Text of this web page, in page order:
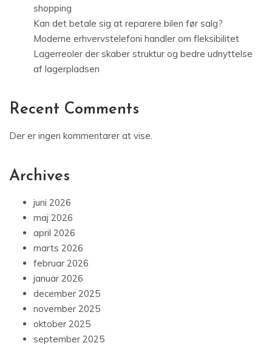
shopping
Kan det betale sig at reparere bilen før salg?
Moderne erhvervstelefoni handler om fleksibilitet
Lagerreoler der skaber struktur og bedre udnyttelse
af lagerpladsen
Recent Comments
Der er ingen kommentarer at vise.
Archives
juni 2026
maj 2026
april 2026
marts 2026
februar 2026
januar 2026
december 2025
november 2025
oktober 2025
september 2025